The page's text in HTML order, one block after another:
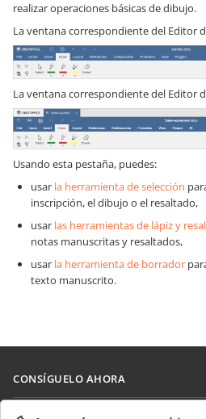
realizar operaciones básicas de dibujo.
La ventana correspondiente del Editor
La ventana correspondiente del Editor
Usando esta pestaña, puedes:
usar la herramienta de selección
inscripción, el dibujo o el resaltado,
usar las herramientas de lápiz y
notas manuscritas y resaltados,
usar la herramienta de borrador
texto manuscrito.
CONSÍGUELO AHORA
Docs